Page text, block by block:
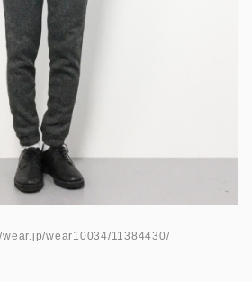
wear.jp/wear10034/11384430/